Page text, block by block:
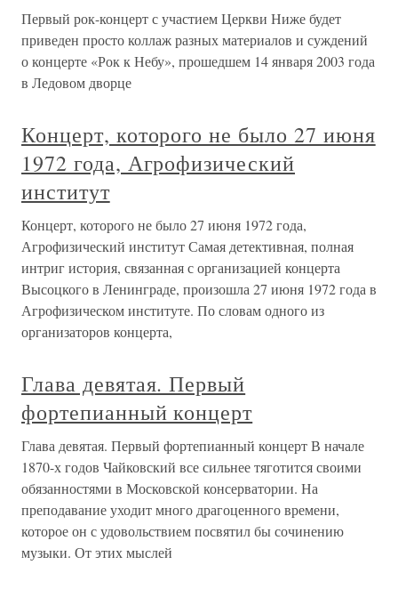
Первый рок-концерт с участием Церкви Ниже будет
приведен просто коллаж разных материалов и суждений
о концерте «Рок к Небу», прошедшем 14 января 2003 года
в Ледовом дворце
Концерт, которого не было 27 июня
1972 года, Агрофизический
институт
Концерт, которого не было 27 июня 1972 года,
Агрофизический институт Самая детективная, полная
интриг история, связанная с организацией концерта
Высоцкого в Ленинграде, произошла 27 июня 1972 года в
Агрофизическом институте. По словам одного из
организаторов концерта,
Глава девятая. Первый
фортепианный концерт
Глава девятая. Первый фортепианный концерт В начале
1870-х годов Чайковский все сильнее тяготится своими
обязанностями в Московской консерватории. На
преподавание уходит много драгоценного времени,
которое он с удовольствием посвятил бы сочинению
музыки. От этих мыслей